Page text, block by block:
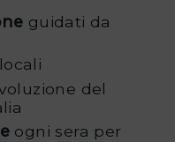
guidati da
del
ogni sera per